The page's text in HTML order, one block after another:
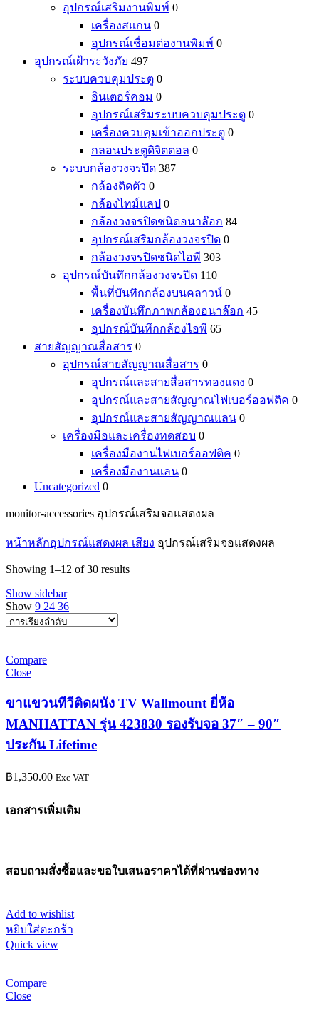
อุปกรณ์เสริมงานพิมพ์ 0
เครื่องสแกน 0
อุปกรณ์เชื่อมต่องานพิมพ์ 0
อุปกรณ์เฝ้าระวังภัย 497
ระบบควบคุมประตู 0
อินเตอร์คอม 0
อุปกรณ์เสริมระบบควบคุมประตู 0
เครื่องควบคุมเข้าออกประตู 0
กลอนประตูดิจิตตอล 0
ระบบกล้องวงจรปิด 387
กล้องติดตัว 0
กล้องไทม์แลป 0
กล้องวงจรปิดชนิดอนาล๊อก 84
อุปกรณ์เสริมกล้องวงจรปิด 0
กล้องวงจรปิดชนิดไอพี 303
อุปกรณ์บันทึกกล้องวงจรปิด 110
พื้นที่บันทึกกล้องบนคลาวน์ 0
เครื่องบันทึกภาพกล้องอนาล๊อก 45
อุปกรณ์บันทึกกล้องไอพี 65
สายสัญญาณสื่อสาร 0
อุปกรณ์สายสัญญาณสื่อสาร 0
อุปกรณ์และสายสื่อสารทองแดง 0
อุปกรณ์และสายสัญญาณไฟเบอร์ออฟติค 0
อุปกรณ์และสายสัญญาณแลน 0
เครื่องมือและเครื่องทดสอบ 0
เครื่องมืองานไฟเบอร์ออฟติค 0
เครื่องมืองานแลน 0
Uncategorized 0
monitor-accessories อุปกรณ์เสริมจอแสดงผล
หน้าหลักอุปกรณ์แสดงผล เสียง อุปกรณ์เสริมจอแสดงผล
Showing 1–12 of 30 results
Show sidebar
Show 9 24 36
Compare
Close
ขาแขวนทีวีติดผนัง TV Wallmount ยี่ห้อ
MANHATTAN รุ่น 423830 รองรับจอ 37″ – 90″
ประกัน Lifetime
฿1,350.00 Exc VAT
เอกสารเพิ่มเติม
สอบถามสั่งซื้อและขอใบเสนอราคาได้ที่ผ่านช่องทาง
Add to wishlist
หยิบใส่ตะกร้า
Quick view
Compare
Close